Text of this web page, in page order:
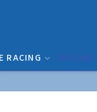
RACING RACING